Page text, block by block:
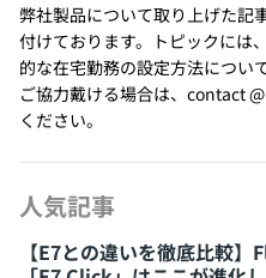
弊社製品について取り上げた記
付けております。トピックには
的な在宅勤務の設定方法につい
ご協力戴ける場合は、contact
ください。
人気記事
【E7との違いを徹底比較